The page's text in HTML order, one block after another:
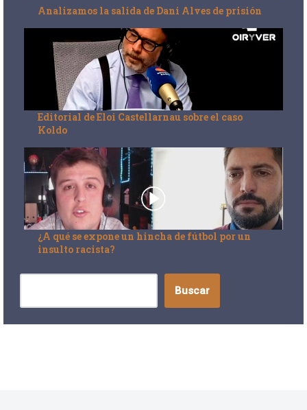
Analizamos la salida de Dani Alves de prisión
Editorial de Eloi Castellarnau sobre el caso
Koldo
¿A qué se expone un hincha de fútbol por un
insulto racista?
Buscar